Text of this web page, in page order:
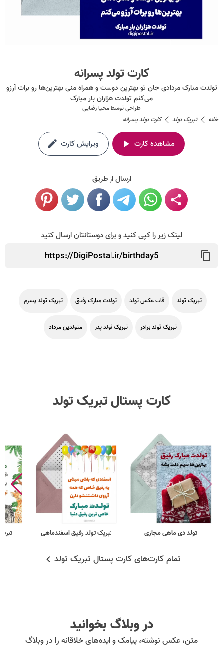
کارت تولد پسرانه
تولدت مبارک مردادی جان تو بهترین دوست و همراه منی بهترین‌ها رو برات آرزو
می‌کنم تولدت هزاران بار مبارک
طراحی توسطمحیا رضایی
خانه
تبریک تولد کارت تولد پسرانه
مشاهده کارت ویرایش کارت
ارسال از طریق
لینک زیر را کپی کنید و برای دوستانتان ارسال کنید
تبریک تولد قاب عکس تولد تولدت مبارک رفیق تبریک تولد پسرم
تبریک تولد برادر تبریک تولد پدر متولدین مرداد
کارت پستال تبریک تولد
تولد دی ماهی مجازی تبریک تولد رفیق اسفندماهی
تمام کارت‌های کارت پستال تبریک تولد
در وبلاگ بخوانید
متن، عکس نوشته، پیامک و ایده‌های خلاقانه را در وبلاگ